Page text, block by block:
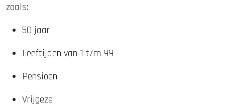
zoals:
50 jaar
Leeftijden van 1 t/m 99
Pensioen
Vrijgezel